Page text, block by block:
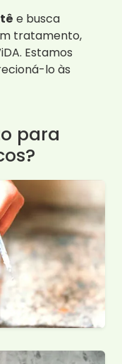
e busca
tratamento,
Estamos
lo às
para